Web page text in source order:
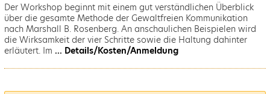
Der Workshop beginnt mit einem gut verständlichen Überblick
über die gesamte Methode der Gewaltfreien Kommunikation
nach Marshall B. Rosenberg. An anschaulichen Beispielen wird
die Wirksamkeit der vier Schritte sowie die Haltung dahinter
erläutert. Im ... Details/Kosten/Anmeldung